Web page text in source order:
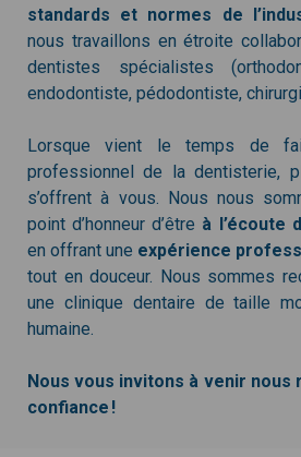
standards et normes de
nous travaillons en étroite
dentistes spécialistes
endodontiste, pédodontiste,
Lorsque vient le temps de
professionnel de la dentisterie,
s’offrent à vous. Nous nous
point d’honneur d’être à l’écoute
en offrant une expérience
tout en douceur. Nous sommes
une clinique dentaire de taille
humaine.
Nous vous invitons à venir
confiance !